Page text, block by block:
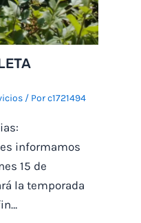
/ Porc1721494
15 de
la temporada